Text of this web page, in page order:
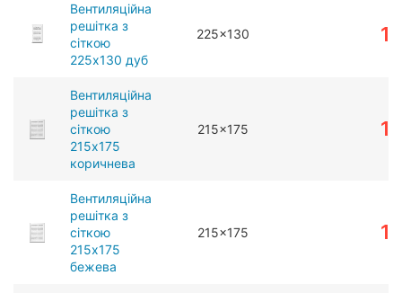
Вентиляційна
решітка з
сіткою
225x130 дуб
225x130
Вентиляційна
решітка з
сіткою
215x175
коричнева
215x175
Вентиляційна
решітка з
сіткою
215x175
бежева
215x175